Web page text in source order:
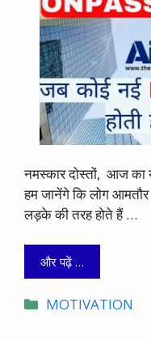
नमस्कार दोस्तों, आज का
हम जानेंगे कि लोग
लड़के की तरह होते हैं …
और पढ़ें …
Categories
MOTIVATION